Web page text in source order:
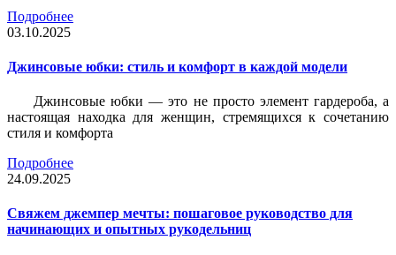
Подробнее
03.10.2025
Джинсовые юбки: стиль и комфорт в каждой модели
Джинсовые юбки — это не просто элемент гардероба, а
настоящая находка для женщин, стремящихся к сочетанию
стиля и комфорта
Подробнее
24.09.2025
Свяжем джемпер мечты: пошаговое руководство для
начинающих и опытных рукодельниц